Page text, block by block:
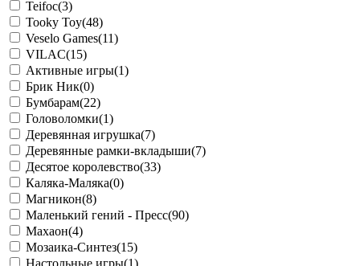
Teifoc(3)
Tooky Toy(48)
Veselo Games(11)
VILAC(15)
Активные игры(1)
Брик Ник(0)
Бумбарам(22)
Головоломки(1)
Деревянная игрушка(7)
Деревянные рамки-вкладыши(7)
Десятое королевство(33)
Каляка-Маляка(0)
Магникон(8)
Маленький гений - Пресс(90)
Махаон(4)
Мозаика-Синтез(15)
Настольные игры(1)